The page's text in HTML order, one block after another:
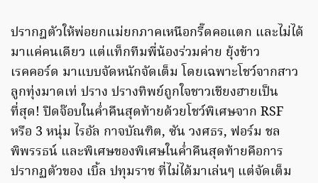
ปรากฎตัวให้พ่อยกแม่ยกภาคเหนือกรี๊ดคอแตก และไม่ได้
มาแค่คนเดียว แต่แท็กทีมพี่น้องร่วมค่าย ยุ้งข้าว
เรคคอร์ด มาแบบจัดหนักจัดเต็ม โดยเฉพาะโชว์จากสาว
ลูกทุ่งมาดเท่ ปราง ปรางทิพย์ถูกใจชาวเชียงฮายเป็น
ที่สุด! ปิดจ๊อบในค่ำคืนสุดท้ายด้วยโชว์พิเศษจาก RSF
หรือ 3 หนุ่ม ไรอัล กาจบัณฑิต, ซัน วงศธร, ฟอร์ม ชล
พิพรรธน์ และพิเศษของพิเศษในค่ำคืนสุดท้ายคือการ
ปรากฏตัวของ เบิ้ล ปทุมราช ที่ไม่ได้มาเล่นๆ แต่จัดเต็ม